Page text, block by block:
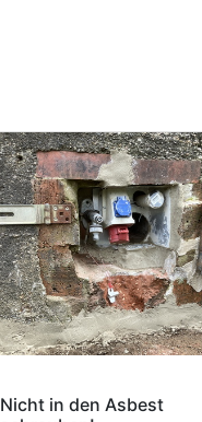
Nicht in den Asbest